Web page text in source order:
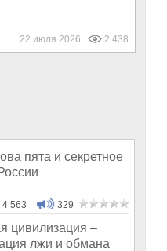
22 июля 2026 2 438
пята и секретное
4 563 329
цивилизация –
лжи и обмана